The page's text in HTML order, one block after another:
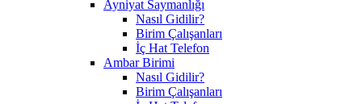
Ayniyat Saymanlığı
Nasıl Gidilir?
Birim Çalışanları
İç Hat Telefon
Ambar Birimi
Nasıl Gidilir?
Birim Çalışanları